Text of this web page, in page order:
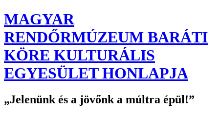
MAGYAR
RENDŐRMÚZEUM BARÁTI
KÖRE KULTURÁLIS
EGYESÜLET HONLAPJA
„Jelenünk és a jövőnk a múltra épül!”